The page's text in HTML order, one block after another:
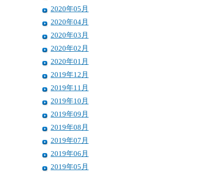
2020年05月
2020年04月
2020年03月
2020年02月
2020年01月
2019年12月
2019年11月
2019年10月
2019年09月
2019年08月
2019年07月
2019年06月
2019年05月